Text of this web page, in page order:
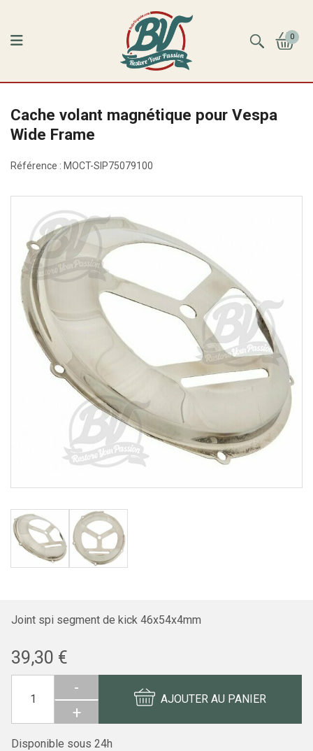
0
Cache volant magnétique pour Vespa
Wide Frame
Référence : MOCT-SIP75079100
Joint spi segment de kick 46x54x4mm
39,30 €
-
+
AJOUTER AU PANIER
Disponible sous 24h